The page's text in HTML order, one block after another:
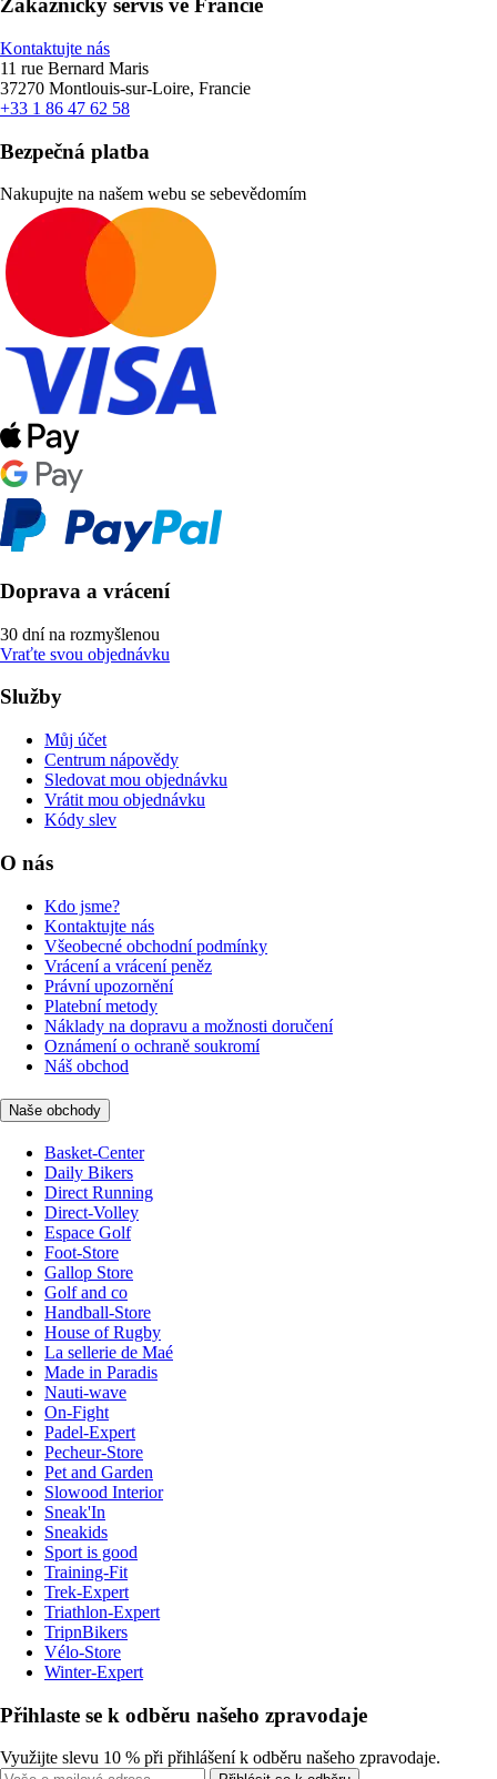
Zákaznický servis ve Francie
Kontaktujte nás
11 rue Bernard Maris
37270 Montlouis-sur-Loire, Francie
+33 1 86 47 62 58
Bezpečná platba
Nakupujte na našem webu se sebevědomím
Doprava a vrácení
30 dní na rozmyšlenou
Vraťte svou objednávku
Služby
Můj účet
Centrum nápovědy
Sledovat mou objednávku
Vrátit mou objednávku
Kódy slev
O nás
Kdo jsme?
Kontaktujte nás
Všeobecné obchodní podmínky
Vrácení a vrácení peněz
Právní upozornění
Platební metody
Náklady na dopravu a možnosti doručení
Oznámení o ochraně soukromí
Náš obchod
Naše obchody
Basket-Center
Daily Bikers
Direct Running
Direct-Volley
Espace Golf
Foot-Store
Gallop Store
Golf and co
Handball-Store
House of Rugby
La sellerie de Maé
Made in Paradis
Nauti-wave
On-Fight
Padel-Expert
Pecheur-Store
Pet and Garden
Slowood Interior
Sneak'In
Sneakids
Sport is good
Training-Fit
Trek-Expert
Triathlon-Expert
TripnBikers
Vélo-Store
Winter-Expert
Přihlaste se k odběru našeho zpravodaje
Využijte slevu 10 % při přihlášení k odběru našeho zpravodaje.